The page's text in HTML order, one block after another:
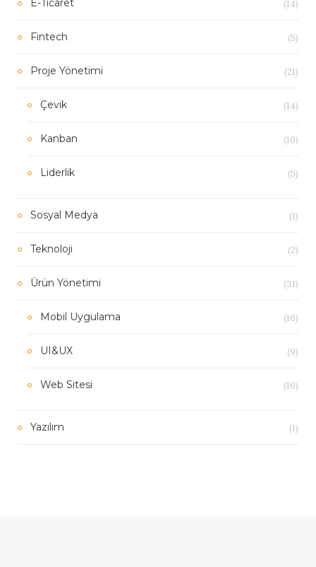
E-Ticaret
Fintech (5)
Proje Yönetimi (21)
Çevik (14)
Kanban (10)
Liderlik (5)
Sosyal Medya (1)
Teknoloji (2)
Ürün Yönetimi (31)
Mobil Uygulama (16)
UI&UX (9)
Web Sitesi (16)
Yazılım (1)